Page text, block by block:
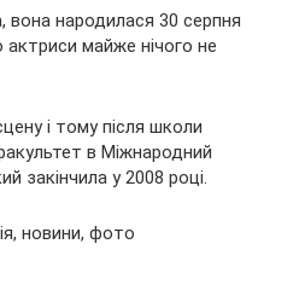
вона народилася 30 серпня
майже нічого не
і тому після школи
в Міжнародний
закінчила у 2008 році.